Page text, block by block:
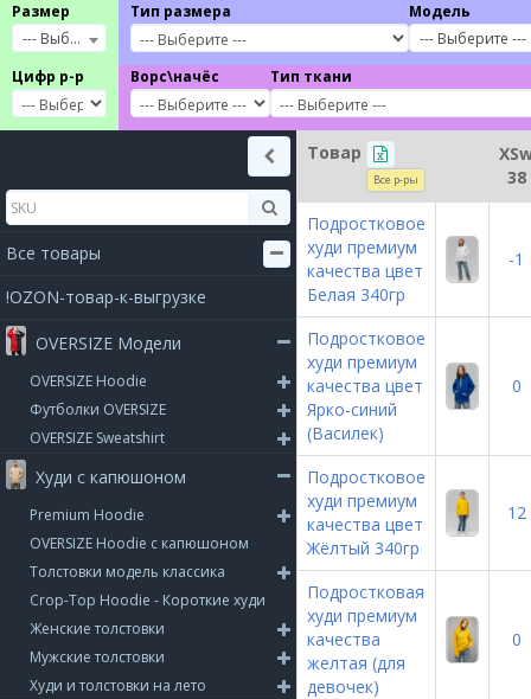
Размер
--- Выберите ---
Цифр р-р
Тип размера
Модель
--- Выберите ---
Ворс\начёс
Тип ткани
Все товары
!OZON-товар-к-выгрузке
OVERSIZE Модели
OVERSIZE Hoodie
Футболки OVERSIZE
OVERSIZE Sweatshirt
Худи с капюшоном
Premium Hoodie
OVERSIZE Hoodie с капюшоном
Толстовки модель классика
Crop-Top Hoodie - Короткие худи
Женские толстовки
Мужские толстовки
Худи и толстовки на лето
Товар
Все р-ры
38
Подростковое
худи премиум
качества цвет
Белая 340гр
-1
Подростковое
худи премиум
качества цвет
Ярко-синий
(Василек)
0
Подростковое
худи премиум
качества цвет
Жёлтый 340гр
12
Подростковая
худи премиум
качества
желтая (для
девочек)
0